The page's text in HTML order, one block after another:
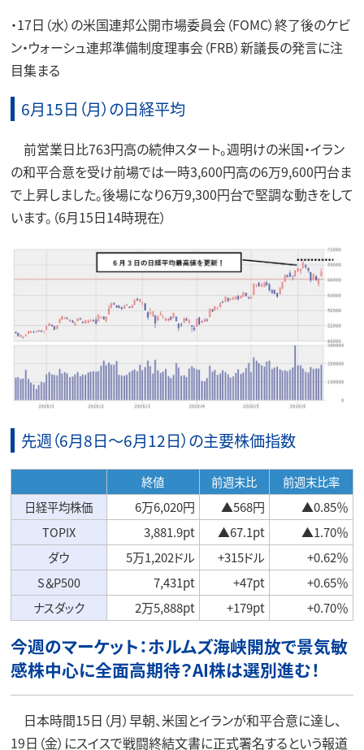
・17日（水）の米国連邦公開市場委員会（FOMC）終了後のケビ
ン・ウォーシュ連邦準備制度理事会（FRB）新議長の発言に注
目集まる
6月15日（月）の日経平均
前営業日比763円高の続伸スタート。週明けの米国・イラン
の和平合意を受け前場では一時3,600円高の6万9,600円台ま
で上昇しました。後場になり6万9,300円台で堅調な動きをして
います。（6月15日14時現在）
先週（6月8日～6月12日）の主要株価指数
終値 前週末比
前週末比率
日経平均株価
6万6,020円 ▲568円
▲0.85％
TOPIX
3,881.9pt ▲67.1pt
▲1.70％
ダウ
5万1,202ドル +315ドル
+0.62％
S＆P500
7,431pt +47pt
+0.65％
ナスダック
2万5,888pt +179pt +0.70％
今週のマーケット：ホルムズ海峡開放で景気敏
感株中心に全面高期待？AI株は選別進む！
日本時間15日（月）早朝、米国とイランが和平合意に達し、
19日（金）にスイスで戦闘終結文書に正式署名するという報道